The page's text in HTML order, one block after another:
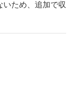
いため、追加で収